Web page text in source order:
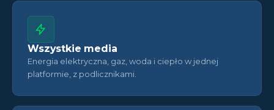
Wszystkie media
Energia elektryczna, gaz, woda i ciepło w jednej
platformie, z podlicznikami.